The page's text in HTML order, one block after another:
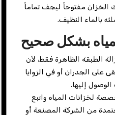
الخزان مفتوحاً ليجف تماماً
بالماء النظيف.
بشكل صحيح
الطبقة الظاهرة فقط، لأن
على الجدران أو في الزوايا
إليها.
لخزانات المياه واتبع
من الشركة المصنعة أو